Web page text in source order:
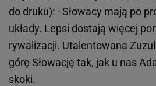
do druku): - Słowacy mają po
układy. Lepsi dostają więcej
rywalizacji. Utalentowana
górę Słowację tak, jak u nas
skoki.